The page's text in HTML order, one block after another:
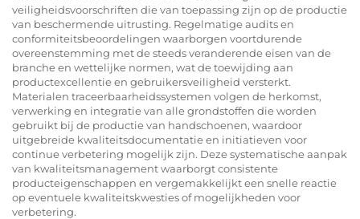
veiligheidsvoorschriften die van toepassing zijn op de productie
van beschermende uitrusting. Regelmatige audits en
conformiteitsbeoordelingen waarborgen voortdurende
overeenstemming met de steeds veranderende eisen van de
branche en wettelijke normen, wat de toewijding aan
productexcellentie en gebruikersveiligheid versterkt.
Materialen traceerbaarheidssystemen volgen de herkomst,
verwerking en integratie van alle grondstoffen die worden
gebruikt bij de productie van handschoenen, waardoor
uitgebreide kwaliteitsdocumentatie en initiatieven voor
continue verbetering mogelijk zijn. Deze systematische aanpak
van kwaliteitsmanagement waarborgt consistente
producteigenschappen en vergemakkelijkt een snelle reactie
op eventuele kwaliteitskwesties of mogelijkheden voor
verbetering.